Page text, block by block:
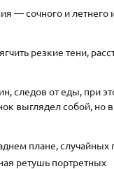
— сочного и летнего
резкие тени,
следов от еды, при
выглядел собой, но
плане, случайных
ретушь портретных